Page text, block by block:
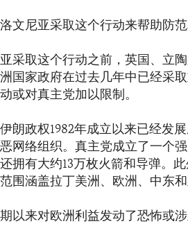
文尼亚采取这个行动来帮助防
采取这个行动之前，英国、立
国家政府在过去几年中已经采
或对真主党加以限制。
朗政权1982年成立以来已经发
网络组织。真主党成立了一个
拥有大约13万枚火箭和导弹。
围涵盖拉丁美洲、欧洲、中东和
以来对欧洲利益发动了恐怖或